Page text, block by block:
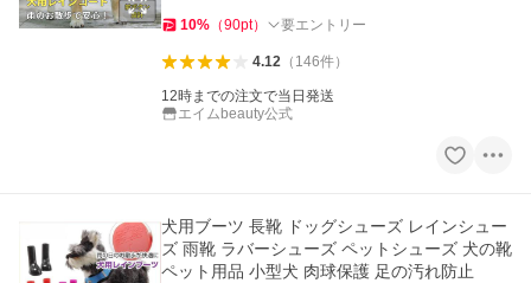
10% （90pt） 要エントリー
4.12（ 146件）
12時までの注文で当日発送
エイムbeauty公式
犬用ブーツ 長靴 ドッグシューズ レインシュー
ズ 雨靴 ラバーシューズ ペットシューズ 犬の靴
ペット用品 小型犬 肉球保護 足の汚れ防止